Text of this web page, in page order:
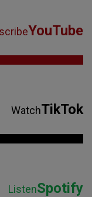
YouTube
WatchTikTok
ListenSpotify